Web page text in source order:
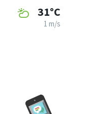
31°C
1 m/s